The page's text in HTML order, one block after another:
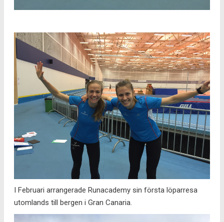
I Februari arrangerade Runacademy sin första löparresa
utomlands till bergen i Gran Canaria.